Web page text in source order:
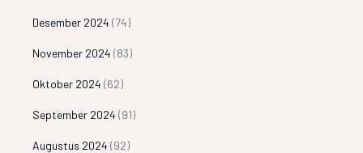
Desember 2024 (74)
November 2024 (83)
Oktober 2024 (62)
September 2024 (91)
Augustus 2024 (92)